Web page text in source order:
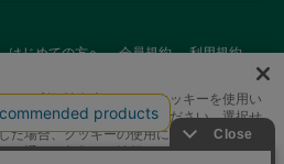
はじめての方へ 会員規約 利用規約
情報 FAQ お問い合わせ
トの利便性向上のためにクッキーを使用い
ら同意の可否を選択してください。選択せ
た場合、クッキーの使用に同意したことに
を通じて収集する情報には「お客様個人を